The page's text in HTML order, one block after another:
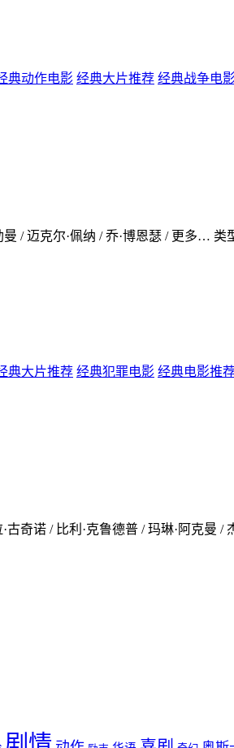
典动作电影 经典大片推荐 经典战争电
曼 / 迈克尔·佩纳 / 乔·博恩瑟 / 更多…
典大片推荐 经典犯罪电影 经典电影推
奇诺 / 比利·克鲁德普 / 玛琳·阿克曼